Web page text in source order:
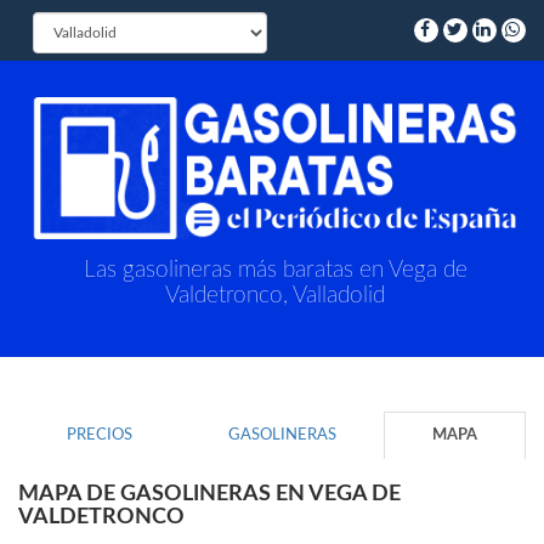
Las gasolineras más baratas en Vega de
Valdetronco, Valladolid
PRECIOS GASOLINERAS MAPA
MAPA DE GASOLINERAS EN VEGA DE
VALDETRONCO